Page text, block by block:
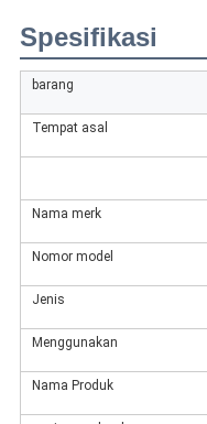
Spesifikasi
barang
Tempat asal
Nama merk
Nomor model
Jenis
Menggunakan
Nama Produk